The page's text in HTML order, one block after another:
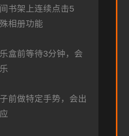
书架上连续点击5
相册功能
盒前等待3分钟，会
前做特定手势，会出